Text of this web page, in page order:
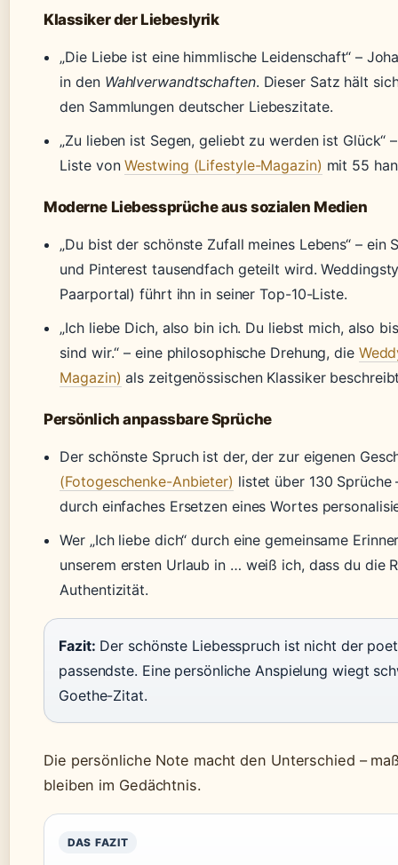
Klassiker der Liebeslyrik
„Die Liebe ist eine himmlische Leidenschaft“ –
in den Wahlverwandtschaften. Dieser Satz hält
den Sammlungen deutscher Liebeszitate.
„Zu lieben ist Segen, geliebt zu werden ist Glück“
Liste vonWestwing (Lifestyle-Magazin) mit 55
Moderne Liebessprüche aus sozialen Medien
„Du bist der schönste Zufall meines Lebens“ – ein
und Pinterest tausendfach geteilt wird.
Paarportal) führt ihn in seiner Top-10-Liste.
„Ich liebe Dich, also bin ich. Du liebst mich, also
sind wir.“ – eine philosophische Drehung, die
Magazin) als zeitgenössischen Klassiker
Persönlich anpassbare Sprüche
Der schönste Spruch ist der, der zur eigenen
(Fotogeschenke-Anbieter) listet über 130 Sprüche
durch einfaches Ersetzen eines Wortes
Wer „Ich liebe dich“ durch eine gemeinsame
unserem ersten Urlaub in … weiß ich, dass du die
Authentizität.
Fazit: Der schönste Liebesspruch ist nicht der
passendste. Eine persönliche Anspielung wiegt
Goethe-Zitat.
Die persönliche Note macht den Unterschied –
bleiben im Gedächtnis.
DAS FAZIT